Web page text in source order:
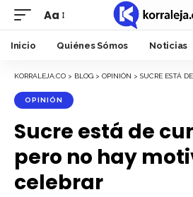
Font
Resizer
Aa
Inicio Quiénes Sómos Noticias
KORRALEJA.CO > BLOG > OPINIÓN > SUCRE ESTÁ DE
OPINIÓN
Sucre está de
pero no hay
celebrar